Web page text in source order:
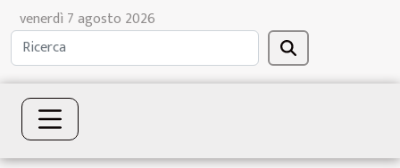
venerdì 7 agosto 2026